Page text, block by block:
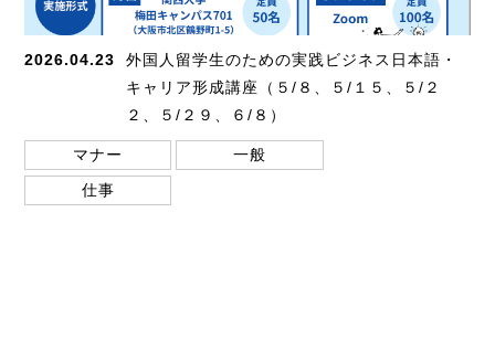
2026.04.23
外国人留学生のための実践ビジネス日本語・
キャリア形成講座（５/８、５/１５、５/２
２、５/２９、６/８）
マナー
一般
仕事